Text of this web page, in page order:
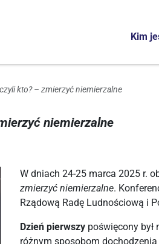
Kim
kto? – zmierzyć niemierzalne
niemierzalne|
W dniach 24-25 marca 2025 r.
zmierzyć niemierzalne.
Rządową Radę Ludnościową i
Dzień pierwszy poświęcony
różnym sposobom